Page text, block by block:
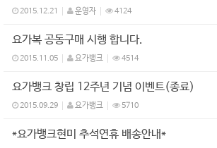
2015.12.21 운영자 4124
요가복 공동구매 시행 합니다.
2015.11.05 요가뱅크 4514
요가뱅크 창립 12주년 기념 이벤트(종료)
2015.09.29 요가뱅크 5710
*요가뱅크현미 추석연휴 배송안내*